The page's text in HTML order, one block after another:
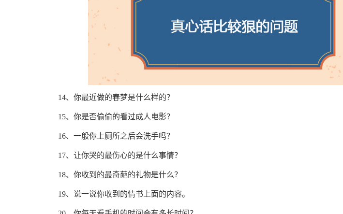
14、你最近做的春梦是什么样的？
15、你是否偷偷的看过成人电影？
16、一般你上厕所之后会洗手吗？
17、让你哭的最伤心的是什么事情？
18、你收到的最奇葩的礼物是什么？
19、说一说你收到的情书上面的内容。